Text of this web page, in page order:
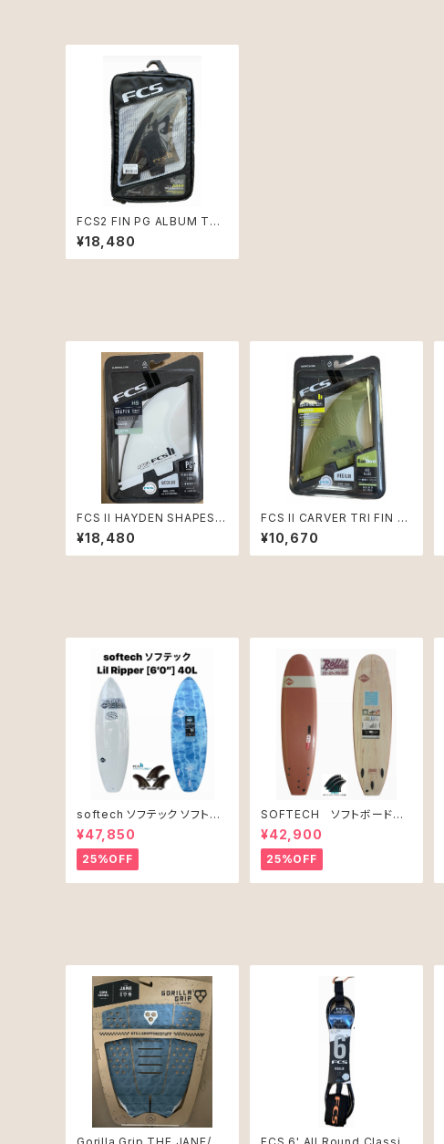
FCS2 FIN PG ALBUM TWI
N+1 アルバムサーフ
¥18,480
FCS II HAYDEN SHAPES
MサイズTRI FIN SET
¥18,480
FCS II CARVER TRI FIN S
ET Mサイズ
¥10,670
softech ソフテック ソフトボ
ード Lil Ripper リル リッパー
[6’0”] 40L
¥47,850
25%OFF
SOFTECH ソフトボード
7'0" ROLLER CLAY
¥42,900
25%OFF